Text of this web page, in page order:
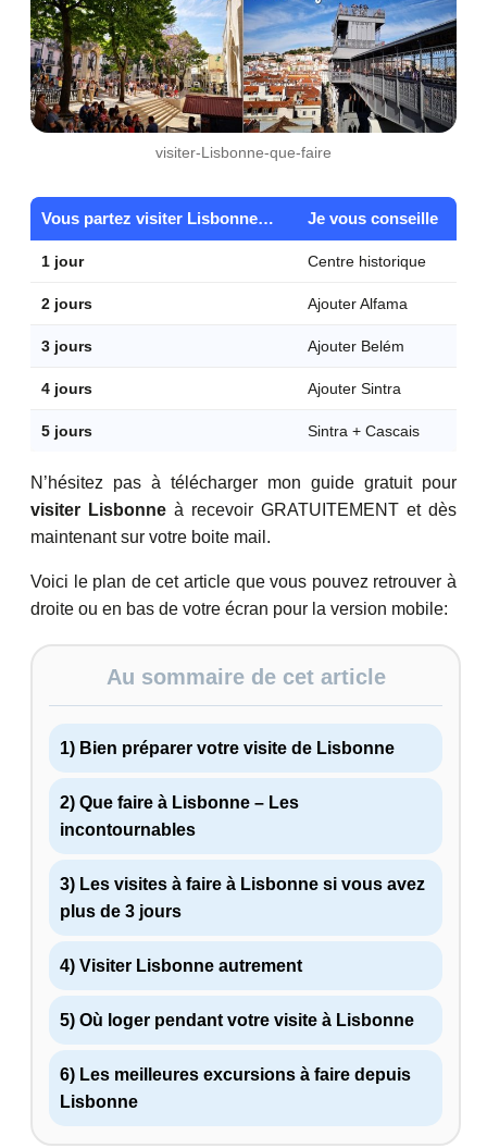
visiter-Lisbonne-que-faire
Vous partez visiter Lisbonne… Je vous conseille
1 jour Centre historique
2 jours Ajouter Alfama
3 jours Ajouter Belém
4 jours Ajouter Sintra
5 jours Sintra + Cascais
N’hésitez pas à télécharger mon guide gratuit pour
visiter Lisbonne à recevoir GRATUITEMENT et dès
maintenant sur votre boite mail.
Voici le plan de cet article que vous pouvez retrouver à
droite ou en bas de votre écran pour la version mobile:
Au sommaire de cet article
1) Bien préparer votre visite de Lisbonne
2) Que faire à Lisbonne – Les
incontournables
3) Les visites à faire à Lisbonne si vous avez
plus de 3 jours
4) Visiter Lisbonne autrement
5) Où loger pendant votre visite à Lisbonne
6) Les meilleures excursions à faire depuis
Lisbonne